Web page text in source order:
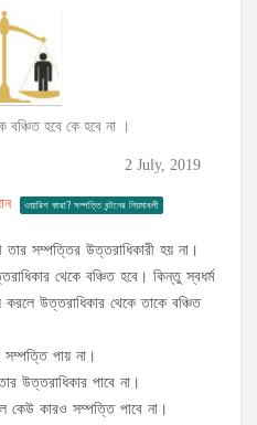
বঞ্চিত হবে কে হবে না ।
2 July, 2019
ওয়ারিশ কারা? সম্পত্তি বন্টনের নিয়মাবলী
সম্পত্তির উত্তরাধিকারী হয় না।
থেকে বঞ্চিত হবে। কিন্তু স্বধর্ম
করলে উত্তরাধিকার থেকে তাকে বঞ্চিত
পায় না।
উত্তরাধিকার পাবে না।
কেউ কারও সম্পত্তি পাবে না।